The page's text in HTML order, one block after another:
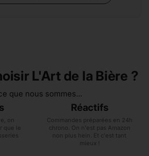
L'Art de la Bière ?
que nous sommes...
on
que le
Réactifs
Commandes préparées en 24h
chrono. On n'est pas Amazon
non plus hein. Et c'est tant
mieux !